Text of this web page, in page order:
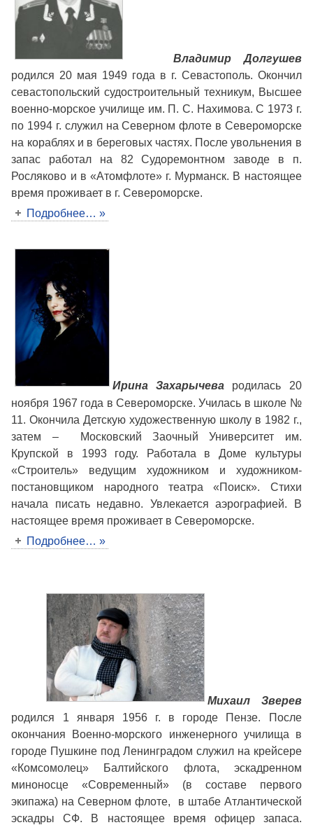
Владимир Долгушев
родился 20 мая 1949 года в г. Севастополь. Окончил
севастопольский судостроительный техникум, Высшее
военно-морское училище им. П. С. Нахимова. С 1973 г.
по 1994 г. служил на Северном флоте в Североморске
на кораблях и в береговых частях. После увольнения в
запас работал на 82 Судоремонтном заводе в п.
Росляково и в «Атомфлоте» г. Мурманск. В настоящее
время проживает в г. Североморске.
Подробнее… »
Ирина Захарычева родилась 20
ноября 1967 года в Североморске. Училась в школе №
11. Окончила Детскую художественную школу в 1982 г.,
затем – Московский Заочный Университет им.
Крупской в 1993 году. Работала в Доме культуры
«Строитель» ведущим художником и художником-
постановщиком народного театра «Поиск». Стихи
начала писать недавно. Увлекается аэрографией. В
настоящее время проживает в Североморске.
Подробнее… »
Михаил Зверев
родился 1 января 1956 г. в городе Пензе. После
окончания Военно-морского инженерного училища в
городе Пушкине под Ленинградом служил на крейсере
«Комсомолец» Балтийского флота, эскадренном
миноносце «Современный» (в составе первого
экипажа) на Северном флоте, в штабе Атлантической
эскадры СФ. В настоящее время офицер запаса.